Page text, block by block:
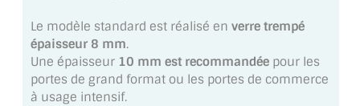
VERRE EXTRACLAIR
VERRE TREMPÉ (SÉCURIT)
Le modèle standard est réalisé en verre trempé
épaisseur 8 mm.
Une épaisseur 10 mm est recommandée pour les
portes de grand format ou les portes de commerce
à usage intensif.